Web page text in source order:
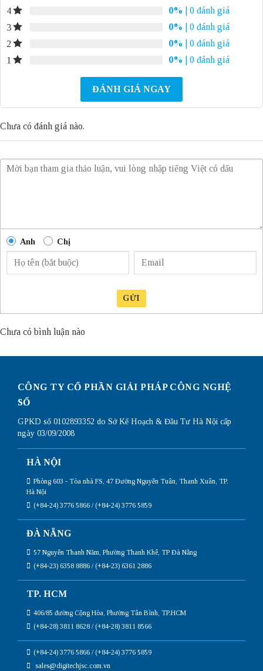
4
0%
| 0 đánh giá
3
0%
| 0 đánh giá
2
0%
| 0 đánh giá
1
0% | 0 đánh giá
ĐÁNH GIÁ NGAY
Chưa có đánh giá nào.
Anh Chị
GỬI
Chưa có bình luận nào
CÔNG TY CỔ PHẦN GIẢI PHÁP CÔNG NGHỆ
SỐ
GPKD số 0102893352 do Sở Kế Hoạch & Đầu Tư Hà Nội cấp
ngày 03/09/2008
HÀ NỘI
Phòng 603 - Tòa nhà FS, 47 Đường Nguyễn Tuân, Thanh Xuân, TP.
Hà Nội
(+84-24) 3776 5866 / (+84-24) 3776 5859
ĐÀ NẴNG
57 Nguyễn Thanh Năm, Phường Thanh Khê, TP Đà Nẵng
(+84-23) 6358 8886 / (+84-23) 6361 2886
TP. HCM
406/85 đường Cộng Hòa, Phường Tân Bình, TP.HCM
(+84-28) 3811 8628 / (+84-28) 3811 8566
(+84-24) 3776 5866 / (+84-24) 3776 5859
sales@digitechjsc.com.vn